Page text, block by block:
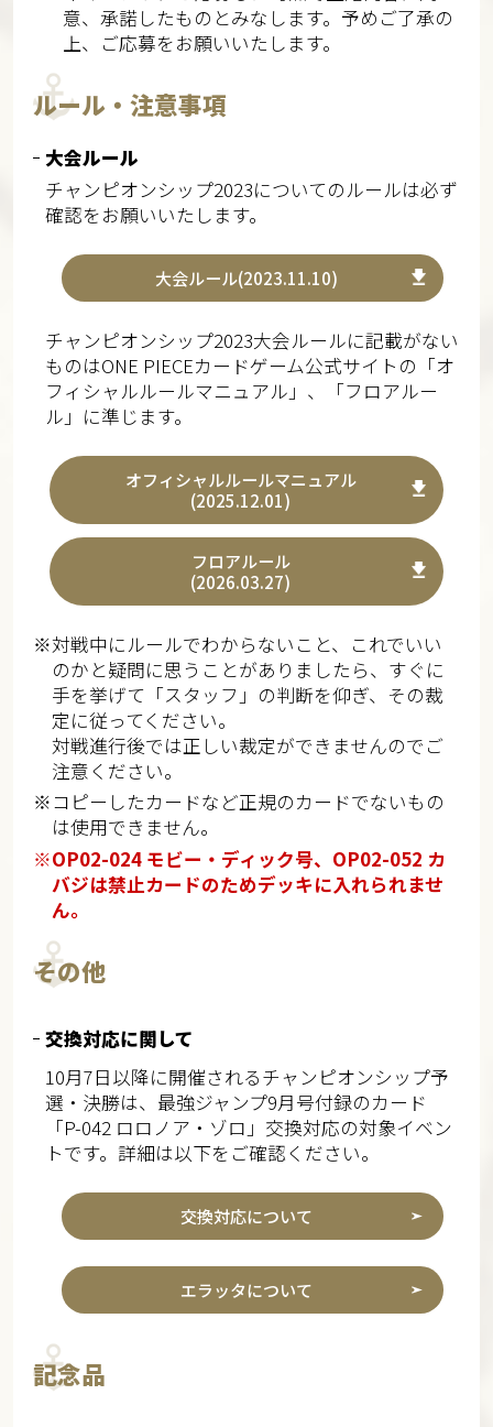
意、承諾したものとみなします。予めご了承の
上、ご応募をお願いいたします。
ルール・注意事項
大会ルール
チャンピオンシップ2023についてのルールは必ず
確認をお願いいたします。
大会ルール(2023.11.10)
チャンピオンシップ2023大会ルールに記載がない
ものはONE PIECEカードゲーム公式サイトの「オ
フィシャルルールマニュアル」、「フロアルー
ル」に準じます。
オフィシャルルールマニュアル
(2025.12.01)
フロアルール
(2026.03.27)
※対戦中にルールでわからないこと、これでいい
のかと疑問に思うことがありましたら、すぐに
手を挙げて「スタッフ」の判断を仰ぎ、その裁
定に従ってください。
対戦進行後では正しい裁定ができませんのでご
注意ください。
※コピーしたカードなど正規のカードでないもの
は使用できません。
※OP02-024 モビー・ディック号、OP02-052 カ
バジは禁止カードのためデッキに入れられませ
ん。
その他
交換対応に関して
10月7日以降に開催されるチャンピオンシップ予
選・決勝は、最強ジャンプ9月号付録のカード
「P-042 ロロノア・ゾロ」交換対応の対象イベン
トです。詳細は以下をご確認ください。
交換対応について
エラッタについて
記念品